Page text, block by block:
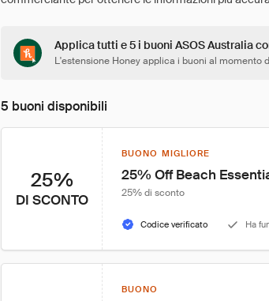
Applica tutti e 5 i buoni ASOS Australia
L'estensione Honey applica i buoni al momento
5 buoni disponibili
25%
DI SCONTO
BUONO MIGLIORE
25% Off Beach
25% di sconto
Codice verificato Ha
BUONO